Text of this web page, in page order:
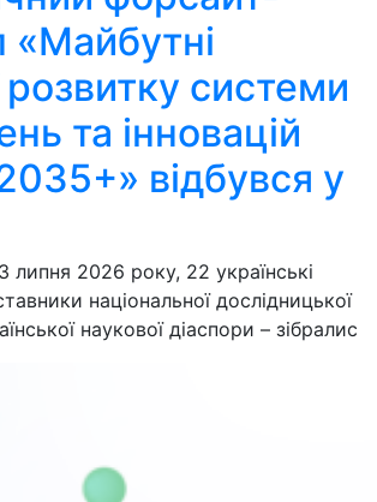
розвитку системи
та інновацій
відбувся у
2026 року, 22 українські
національної дослідницької
наукової діаспори – зібралис